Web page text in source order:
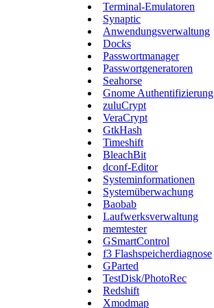
Terminal-Emulatoren
Synaptic
Anwendungsverwaltung
Docks
Passwortmanager
Passwortgeneratoren
Seahorse
Gnome Authentifizierung
zuluCrypt
VeraCrypt
GtkHash
Timeshift
BleachBit
dconf-Editor
Systeminformationen
Systemüberwachung
Baobab
Laufwerksverwaltung
memtester
GSmartControl
f3 Flashspeicherdiagnose
GParted
TestDisk/PhotoRec
Redshift
Xmodmap